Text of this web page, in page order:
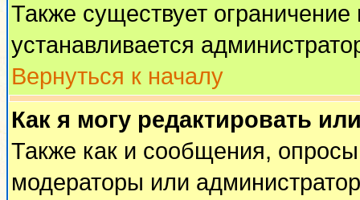
Также существует ограничение
устанавливается
Вернуться к началу
Как я могу редактировать
Также как и сообщения, опросы
модераторы или